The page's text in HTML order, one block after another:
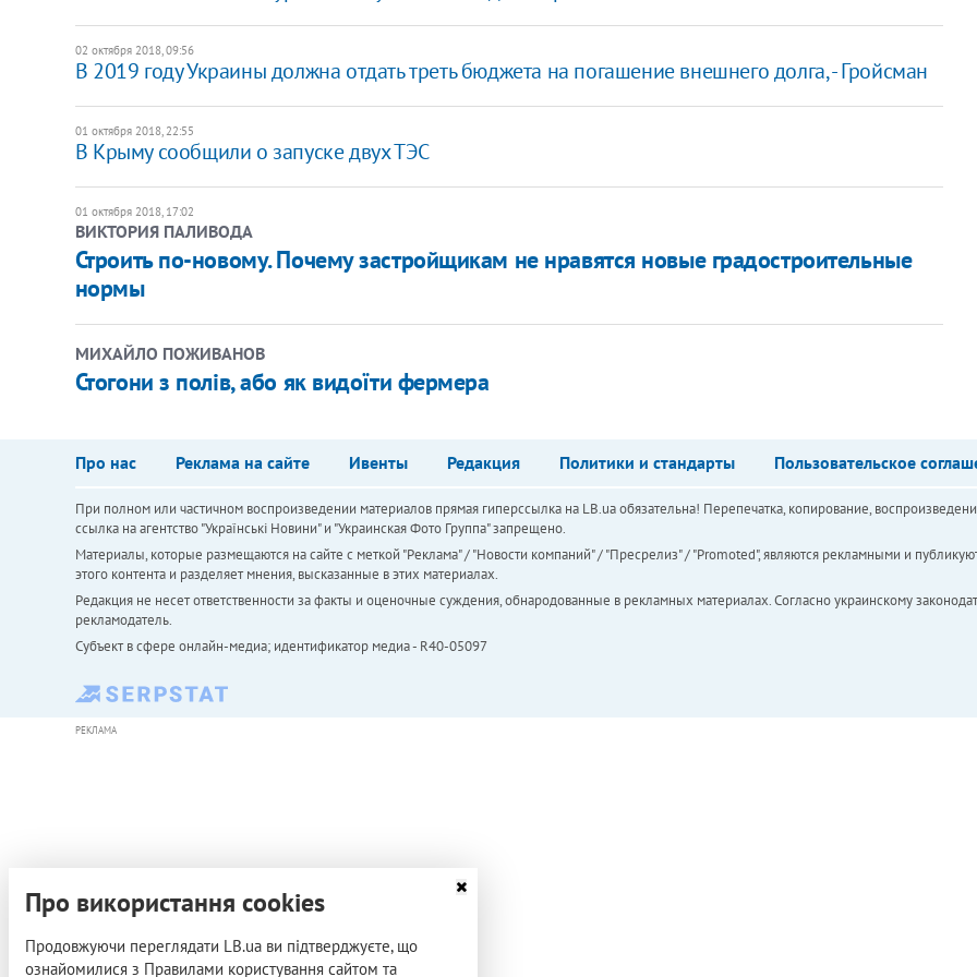
02 октября 2018, 09:56
В 2019 году Украины должна отдать треть бюджета на погашение внешнего долга, - Гройсман
01 октября 2018, 22:55
В Крыму сообщили о запуске двух ТЭС
01 октября 2018, 17:02
ВИКТОРИЯ ПАЛИВОДА
Строить по-новому. Почему застройщикам не нравятся новые градостроительные
нормы
МИХАЙЛО ПОЖИВАНОВ
Стогони з полів, або як видоїти фермера
Про нас Реклама на сайте Ивенты Редакция Политики и стандарты Пользовательское
При полном или частичном воспроизведении материалов прямая гиперссылка на LB.ua обязательна! Перепечатка, копирование,
ссылка на агентство "Українськi Новини" и "Украинская Фото Группа" запрещено.
Материалы, которые размещаются на сайте с меткой "Реклама" / "Новости компаний" / "Пресрелиз" / "Promoted", являются рекламными и
этого контента и разделяет мнения, высказанные в этих материалах.
Редакция не несет ответственности за факты и оценочные суждения, обнародованные в рекламных материалах. Согласно украинскому
рекламодатель.
Субъект в сфере онлайн-медиа; идентификатор медиа - R40-05097
РЕКЛАМА
Про використання cookies
Продовжуючи переглядати LB.ua ви підтверджуєте, що
ознайомилися з Правилами користування сайтом та